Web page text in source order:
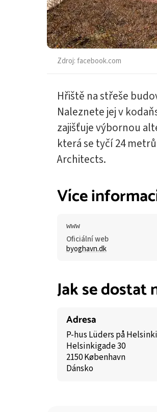
Zdroj:facebook.com
Hřiště na střeše
Naleznete jej v
zajišťuje výbornou
která se tyčí 24
Architects.
Více
Oficiální web
byoghavn.dk
Jak se dostat
Adresa
P-hus Lüders på
Helsinkigade 30
2150 København
Dánsko